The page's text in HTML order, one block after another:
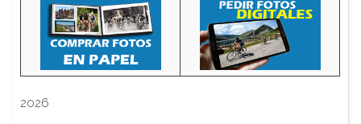
2026